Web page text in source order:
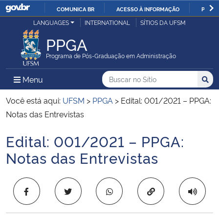
IR
COMUNICA BR ACESSO À INFORMAÇÃO
Ministério da Justiça e Segurança Pública
Ministério da Defesa
Ministério das Relações Exteriores
Ministério da Infraestrutura
Ministério da Educação
LANGUAGES INTERNATIONAL SÍTIOS DA UFSM
PPGA
Programa de Pós-Graduação em Administração
Menu Menu Principal do Sítio
Busca
Buscar no no Sítio
Busca:
Você está aqui: UFSM > PPGA > Edital: 001/2021 – PPGA:
Notas das Entrevistas
Início do conteúdo
Edital: 001/2021 – PPGA:
Notas das Entrevistas
Copiar para área